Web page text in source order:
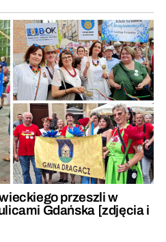
przeszli w
Gdańska [zdjęcia i